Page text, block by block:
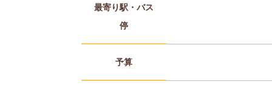
最寄り駅・バス
停
予算